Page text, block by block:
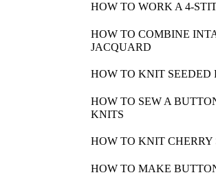
HOW TO WORK A 4-
HOW TO COMBINE
JACQUARD
HOW TO KNIT SEEDED
HOW TO SEW A
KNITS
HOW TO KNIT CHERRY
HOW TO MAKE